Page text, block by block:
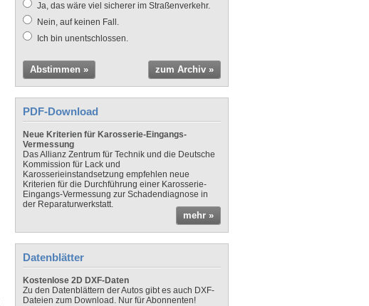
Ja, das wäre viel sicherer im Straßenverkehr.
Nein, auf keinen Fall.
Ich bin unentschlossen.
Abstimmen » zum Archiv »
PDF-Download
Neue Kriterien für Karosserie-Eingangs-
Vermessung
Das Allianz Zentrum für Technik und die Deutsche
Kommission für Lack und
Karosserieinstandsetzung empfehlen neue
Kriterien für die Durchführung einer Karosserie-
Eingangs-Vermessung zur Schadendiagnose in
der Reparaturwerkstatt.
mehr »
Datenblätter
Kostenlose 2D DXF-Daten
Zu den Datenblättern der Autos gibt es auch DXF-
Dateien zum Download. Nur für Abonnenten!